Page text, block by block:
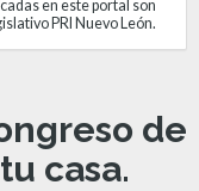
en este portal son
PRI Nuevo León.
de
casa.